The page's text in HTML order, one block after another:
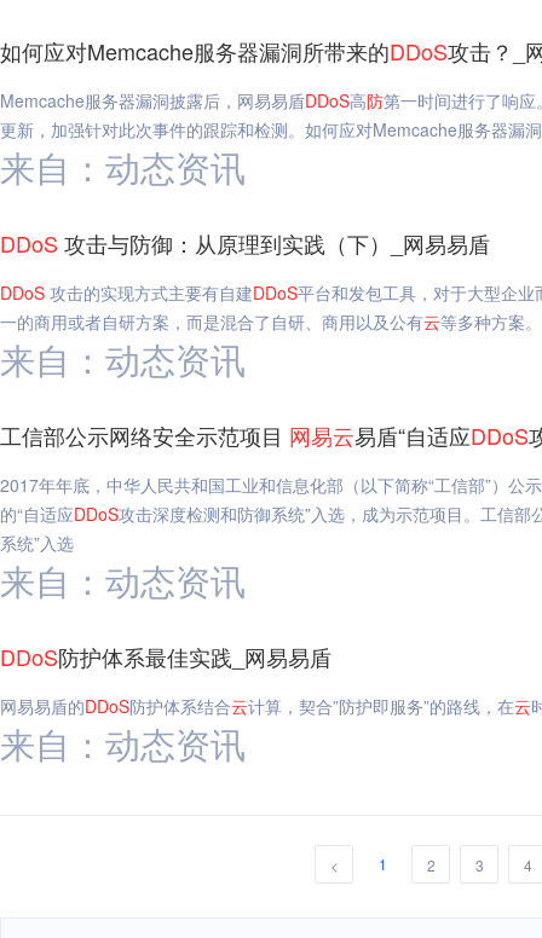
如何应对Memcache服务器漏洞所带来的DDoS攻击？_
Memcache服务器漏洞披露后，网易易盾DDoS高防第一时间进行了响
更新，加强针对此次事件的跟踪和检测。如何应对Memcache服务器漏
来自：动态资讯
DDoS 攻击与防御：从原理到实践（下）_网易易盾
DDoS 攻击的实现方式主要有自建DDoS平台和发包工具，对于大型企
一的商用或者自研方案，而是混合了自研、商用以及公有云等多种方案。
来自：动态资讯
工信部公示网络安全示范项目 网易云易盾“自适应DDoS
2017年年底，中华人民共和国工业和信息化部（以下简称“工信部”）公
的“自适应DDoS攻击深度检测和防御系统”入选，成为示范项目。工信
系统”入选
来自：动态资讯
DDoS防护体系最佳实践_网易易盾
网易易盾的DDoS防护体系结合云计算，契合”防护即服务”的路线，在云
来自：动态资讯
< 1 2 3 4